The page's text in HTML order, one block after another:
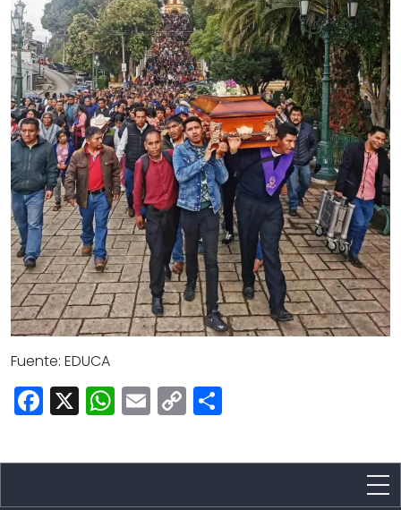
Fuente: EDUCA
Facebook
X WhatsApp
Email
Copy
Link